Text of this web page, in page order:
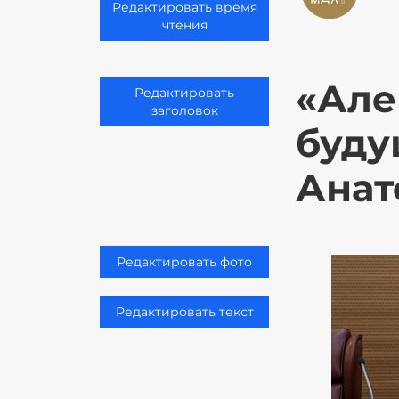
Редактировать время
чтения
Редактировать
заголовок
Редактировать фото
Редактировать текст